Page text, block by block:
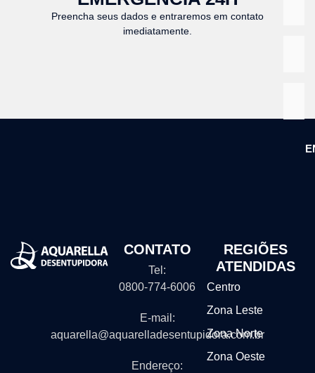
Preencha seus dados e entraremos em contato
imediatamente.
CONTATO
Tel:
0800-774-6006
E-mail:
aquarella@aquarelladesentupidora.com.br
Endereço:
REGIÕES
ATENDIDAS
Centro
Zona Leste
Zona Norte
Zona Oeste